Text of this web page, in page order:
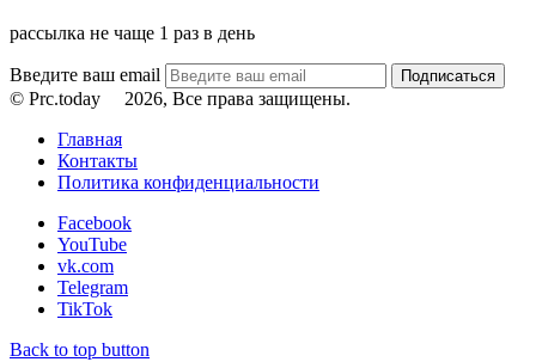
рассылка не чаще 1 раз в день
Введите ваш email
© Prc.today
2026, Все права защищены.
Главная
Контакты
Политика конфиденциальности
Facebook
YouTube
vk.com
Telegram
TikTok
Back to top button